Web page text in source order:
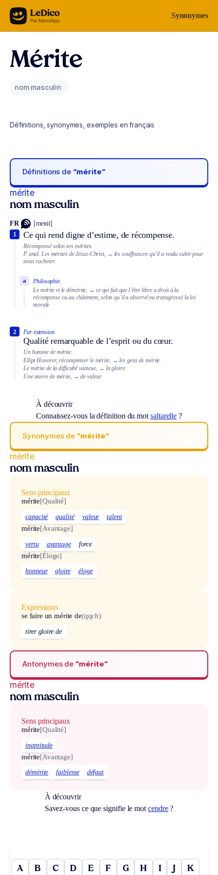
Aller au contenu Synonymes
Mérite
nom masculin
Définitions, synonymes, exemples en français
Définitions de “mérite“
mérite
nom masculin
FR [meʀit]
Ce qui rend digne d’estime, de récompense.
1
Récompensé selon ses mérites.
P. anal. Les mérites de Jésus-Christ, → les souffrances qu’il a voulu subir pour
nous racheter.
Philosophie.
a
Le mérite et le démérite, → ce qui fait que l’être libre a droit à la
récompense ou au châtiment, selon qu’il a observé ou transgressé la loi
morale.
Par extension.
Qualité remarquable de l’esprit ou du cœur.
2
Un homme de mérite.
Ellipt Honorer, récompenser le mérite, → les gens de mérite.
Le mérite de la difficulté vaincue, → la gloire.
Une œuvre de mérite, → de valeur.
À découvrir
Connaissez-vous la définition du mot saltarelle ?
Synonymes de “mérite“
mérite
nom masculin
Sens principaux
mérite[Qualité]
capacité qualité valeur talent
mérite[Avantage]
vertu avantage force
mérite[Éloge]
honneur gloire éloge
Expressions
se faire un mérite de(qqch)
tirer gloire de
Antonymes de “mérite“
mérite
nom masculin
Sens principaux
mérite[Qualité]
inaptitude
mérite[Avantage]
démérite faiblesse défaut
À découvrir
Savez-vous ce que signifie le mot cendre?
A B C D E F G H I J K